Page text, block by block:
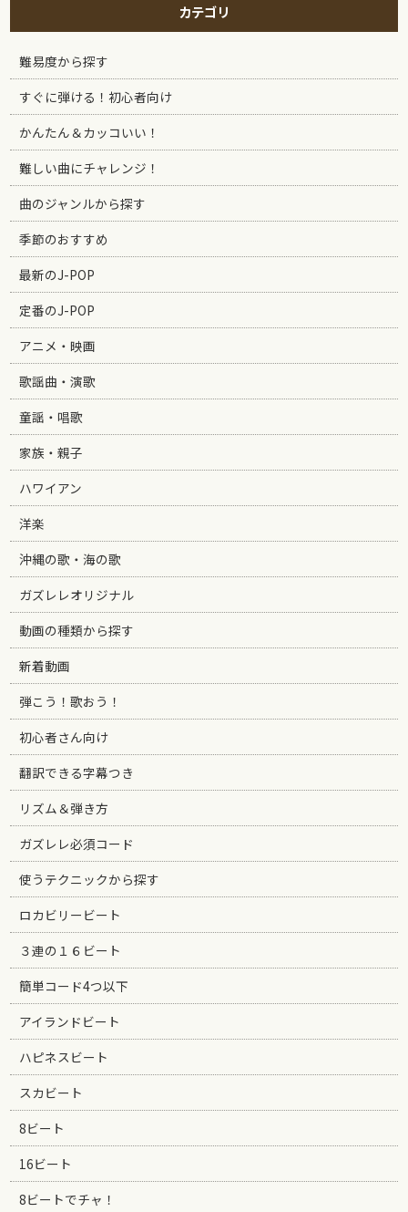
カテゴリ
難易度から探す
すぐに弾ける！初心者向け
かんたん＆カッコいい！
難しい曲にチャレンジ！
曲のジャンルから探す
季節のおすすめ
最新のJ-POP
定番のJ-POP
アニメ・映画
歌謡曲・演歌
童謡・唱歌
家族・親子
ハワイアン
洋楽
沖縄の歌・海の歌
ガズレレオリジナル
動画の種類から探す
新着動画
弾こう！歌おう！
初心者さん向け
翻訳できる字幕つき
リズム＆弾き方
ガズレレ必須コード
使うテクニックから探す
ロカビリービート
３連の１６ビート
簡単コード4つ以下
アイランドビート
ハピネスビート
スカビート
8ビート
16ビート
8ビートでチャ！